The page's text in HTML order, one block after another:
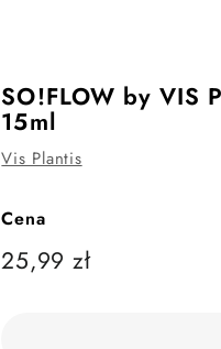
SO!FLOW by VIS
15ml
Vis Plantis
Cena
Cena
25,99 zł25,99